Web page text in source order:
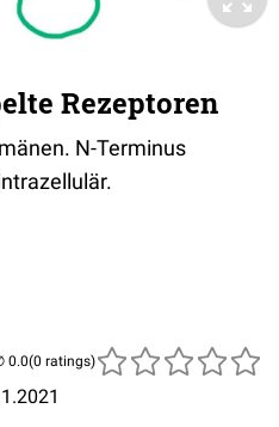
Rezeptoren
N-Terminus
(0 ratings)